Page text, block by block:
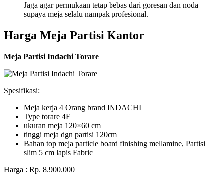
Jaga agar permukaan tetap bebas dari goresan dan noda
supaya meja selalu nampak profesional.
Harga Meja Partisi Kantor
Meja Partisi Indachi Torare
Spesifikasi:
Meja kerja 4 Orang brand INDACHI
Type torare 4F
ukuran meja 120×60 cm
tinggi meja dgn partisi 120cm
Bahan top meja particle board finishing mellamine, Partisi
slim 5 cm lapis Fabric
Harga : Rp. 8.900.000